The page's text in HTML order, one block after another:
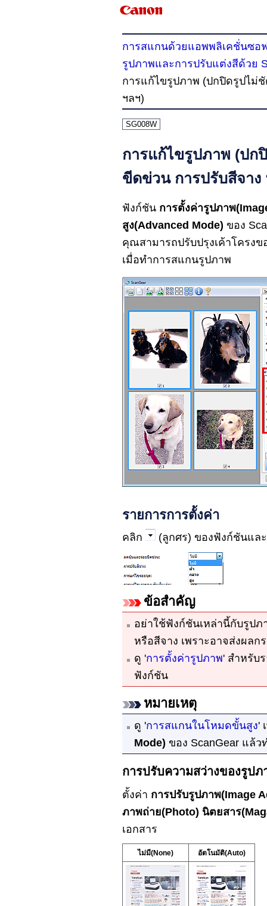
การสแกนด้วยแอพพลิเคชั่นซอ
รูปภาพและการปรับแต่งสีด้วย
การแก้ไขรูปภาพ (ปกปิดรูปไม่
ฯลฯ)
SG008W
การแก้ไขรูปภาพ (ปก
ขีดข่วน การปรับสีจาง
ฟังก์ชัน การตั้งค่ารูปภาพ
สูง(Advanced Mode) ของ
คุณสามารถปรับปรุงเค้าโครง
เมื่อทำการสแกนรูปภาพ
รายการการตั้งค่า
คลิก (ลูกศร) ของฟังก์ชันแล
ข้อสำคัญ
อย่าใช้ฟังก์ชันเหล่านี้กับรูป
หรือสีจาง เพราะอาจส่งผลก
ดู 'การตั้งค่ารูปภาพ' สำหรับ
ฟังก์ชัน
หมายเหตุ
ดู 'การสแกนในโหมดขั้นสูง'
Mode) ของ ScanGear แล้ว
การปรับความสว่างของรูป
ตั้งค่า การปรับรูปภาพ(Image
ภาพถ่าย(Photo) นิตยสาร
เอกสาร
ไม่มี(None) อัตโนมัติ(Auto)